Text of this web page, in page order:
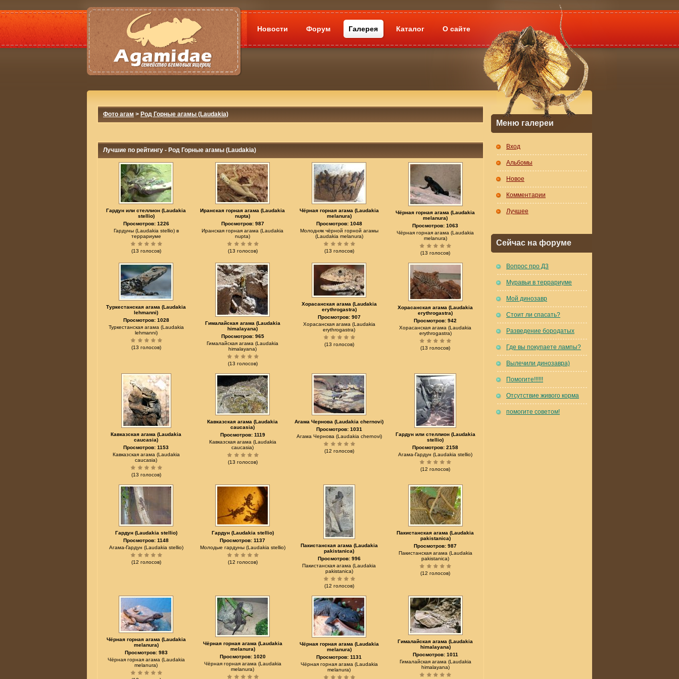
Новости Форум Галерея Каталог О сайте
Фото агам > Род Горные агамы (Laudakia)
Лучшие по рейтингу - Род Горные агамы (Laudakia)
Гардун или стеллион (Laudakia
stellio)
Просмотров: 1226
Гардуны (Laudakia stellio) в
террариуме
(13 голосов)
Иранская горная агама (Laudakia
nupta)
Просмотров: 987
Иранская горная агама (Laudakia
nupta)
(13 голосов)
Чёрная горная агама (Laudakia
melanura)
Просмотров: 1048
Молодняк чёрной горной агамы
(Laudakia melanura)
(13 голосов)
Чёрная горная агама (Laudakia
melanura)
Просмотров: 1063
Чёрная горная агама (Laudakia
melanura)
(13 голосов)
Туркестанская агама (Laudakia
lehmanni)
Просмотров: 1028
Туркестанская агама (Laudakia
lehmanni)
(13 голосов)
Гималайская агама (Laudakia
himalayana)
Просмотров: 965
Гималайская агама (Laudakia
himalayana)
(13 голосов)
Хорасанская агама (Laudakia
erythrogastra)
Просмотров: 907
Хорасанская агама (Laudakia
erythrogastra)
(13 голосов)
Хорасанская агама (Laudakia
erythrogastra)
Просмотров: 942
Хорасанская агама (Laudakia
erythrogastra)
(13 голосов)
Кавказская агама (Laudakia
caucasia)
Просмотров: 1153
Кавказская агама (Laudakia
caucasia)
(13 голосов)
Кавказская агама (Laudakia
caucasia)
Просмотров: 1119
Кавказская агама (Laudakia
caucasia)
(13 голосов)
Агама Чернова (Laudakia chernovi)
Просмотров: 1031
Агама Чернова (Laudakia chernovi)
(12 голосов)
Гардун или стеллион (Laudakia
stellio)
Просмотров: 2158
Агама-Гардун (Laudakia stellio)
(12 голосов)
Гардун (Laudakia stellio)
Просмотров: 1148
Агама-Гардун (Laudakia stellio)
(12 голосов)
Гардун (Laudakia stellio)
Просмотров: 1137
Молодые гардуны (Laudakia stellio)
(12 голосов)
Пакистанская агама (Laudakia
pakistanica)
Просмотров: 996
Пакистанская агама (Laudakia
pakistanica)
(12 голосов)
Пакистанская агама (Laudakia
pakistanica)
Просмотров: 987
Пакистанская агама (Laudakia
pakistanica)
(12 голосов)
Чёрная горная агама (Laudakia
melanura)
Просмотров: 983
Чёрная горная агама (Laudakia
melanura)
Чёрная горная агама (Laudakia
melanura)
Просмотров: 1020
Чёрная горная агама (Laudakia
melanura)
Чёрная горная агама (Laudakia
melanura)
Просмотров: 1131
Чёрная горная агама (Laudakia
melanura)
Гималайская агама (Laudakia
himalayana)
Просмотров: 1011
Гималайская агама (Laudakia
himalayana)
Меню галереи
Вход
Альбомы
Новое
Комментарии
Лучшее
Сейчас на форуме
Вопрос про Д3
Муравьи в террариуме
Мой динозавр
Стоит ли спасать?
Разведение бородатых
Где вы покупаете лампы?
Вылечили динозавра)
Помогите!!!!!!
Отсутствие живого корма
помогите советом!